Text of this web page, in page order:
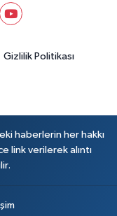
Gizlilik Politikası
haberlerin her hakkı
link verilerek alıntı